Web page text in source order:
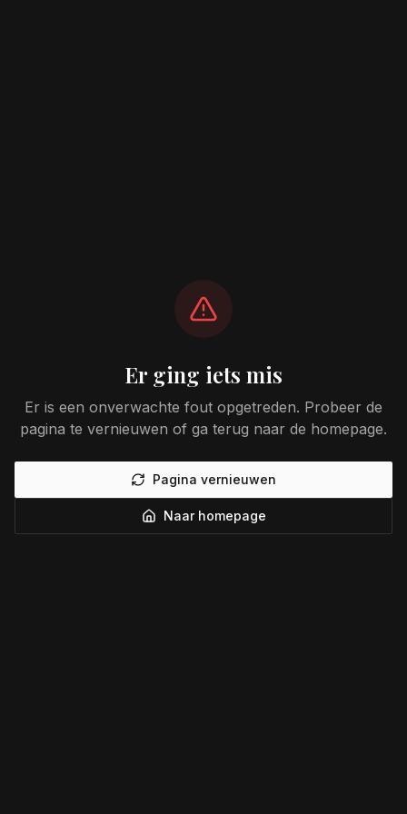
Er ging iets mis
Er is een onverwachte fout opgetreden. Probeer de
pagina te vernieuwen of ga terug naar de homepage.
Pagina vernieuwen
Naar homepage